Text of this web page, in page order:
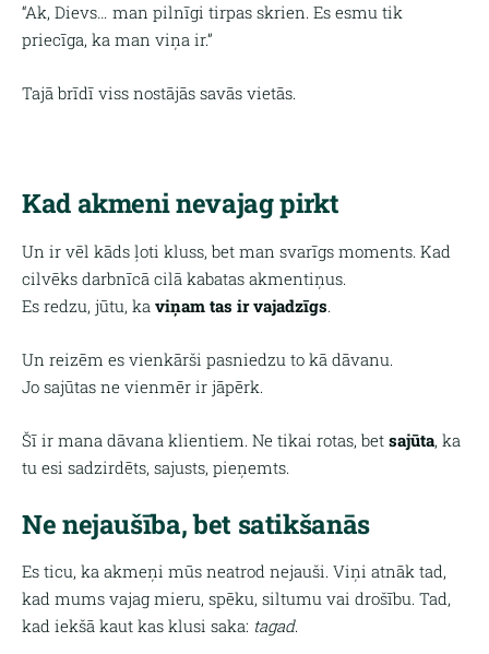
“Ak, Dievs… man pilnīgi tirpas skrien. Es esmu tik
priecīga, ka man viņa ir.”
Tajā brīdī viss nostājās savās vietās.
Kad akmeni nevajag pirkt
Un ir vēl kāds ļoti kluss, bet man svarīgs moments. Kad
cilvēks darbnīcā cilā kabatas akmentiņus.
Es redzu, jūtu, ka viņam tas ir vajadzīgs.
Un reizēm es vienkārši pasniedzu to kā dāvanu.
Jo sajūtas ne vienmēr ir jāpērk.
Šī ir mana dāvana klientiem. Ne tikai rotas, bet sajūta, ka
tu esi sadzirdēts, sajusts, pieņemts.
Ne nejaušība, bet satikšanās
Es ticu, ka akmeņi mūs neatrod nejauši. Viņi atnāk tad,
kad mums vajag mieru, spēku, siltumu vai drošību. Tad,
kad iekšā kaut kas klusi saka: tagad.